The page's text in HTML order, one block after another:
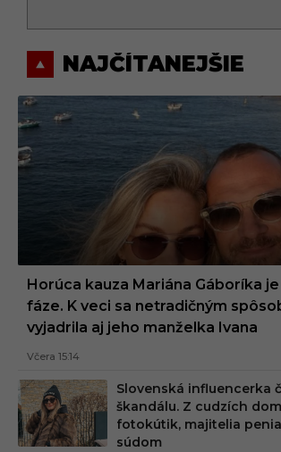
NAJČÍTANEJŠIE
Horúca kauza Mariána Gáboríka
fáze. K veci sa netradičným
vyjadrila aj jeho manželka Ivana
Včera 15:14
Slovenská influencerka
škandálu. Z cudzích
fotokútik, majitelia
súdom